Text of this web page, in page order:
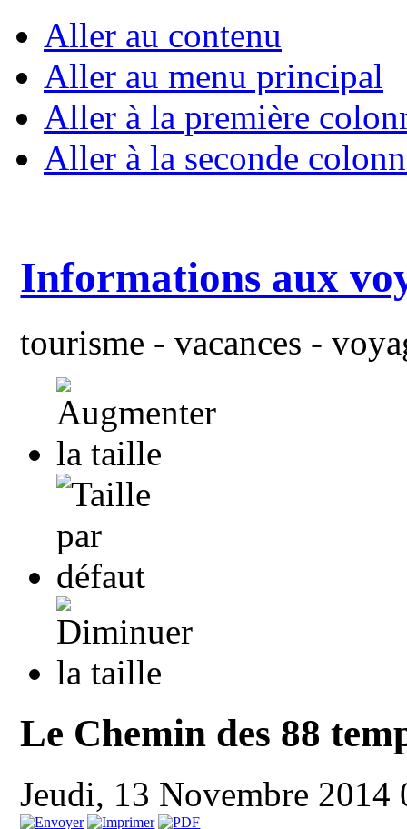
Aller au contenu
Aller au menu principal
Aller à la première
Aller à la seconde
Informations aux
tourisme - vacances -
Le Chemin des 88
Jeudi, 13 Novembre